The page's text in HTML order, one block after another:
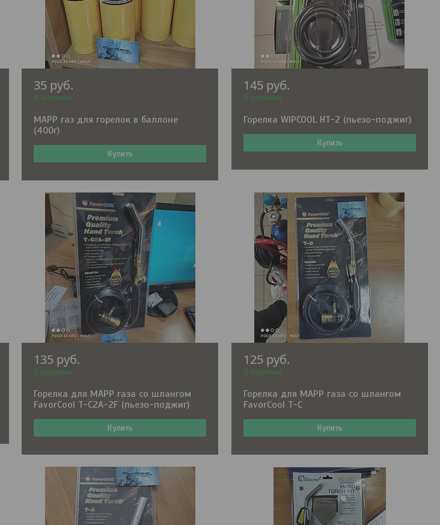
35 руб.
В наличии
MAPP газ для горелок в баллоне
(400г)
Купить
145 руб.
В наличии
Горелка WIPCOOL HT-2 (пьезо-поджиг)
Купить
135 руб.
В наличии
Горелка для MAPP газа со шлангом
FavorCool T-C2A-2F (пьезо-поджиг)
Купить
125 руб.
В наличии
Горелка для MAPP газа со шлангом
FavorCool T-C
Купить